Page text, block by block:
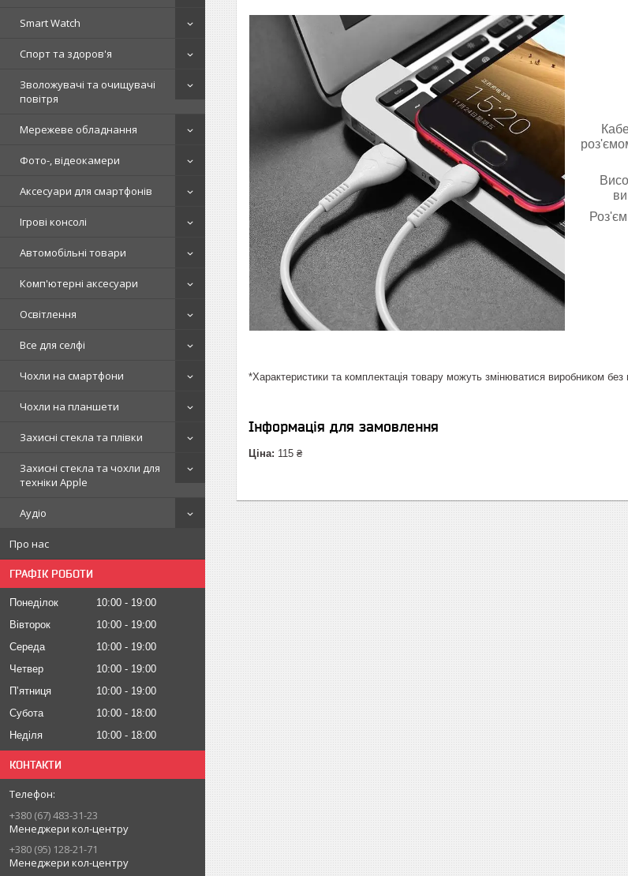
Smart Watch
Спорт та здоров'я
Зволожувачі та очищувачі
повітря
Мережеве обладнання
Фото-, відеокамери
Аксесуари для смартфонів
Ігрові консолі
Автомобільні товари
Комп'ютерні аксесуари
Освітлення
Все для селфі
Чохли на смартфони
Чохли на планшети
Захисні стекла та плівки
Захисні стекла та чохли для
техніки Apple
Аудіо
Про нас
ГРАФІК РОБОТИ
Понеділок 10:00
19:00
Вівторок
10:00
19:00
Середа
10:00
19:00
Четвер
10:00
19:00
Пʼятниця
10:00
19:00
Субота
10:00
18:00
Неділя
10:00 18:00
КОНТАКТИ
+380 (67) 483-31-23
Менеджери кол-центру
+380 (95) 128-21-71
Менеджери кол-центру
*Характеристики та комплектація товару можуть змінюватися виробником
Інформація для замовлення
Ціна: 115 ₴